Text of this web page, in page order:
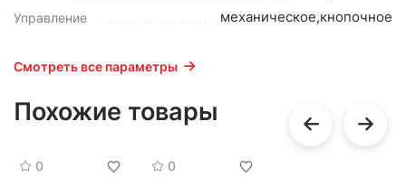
Управление механическое,кнопочное
Смотреть все параметры
Похожие товары
0 0